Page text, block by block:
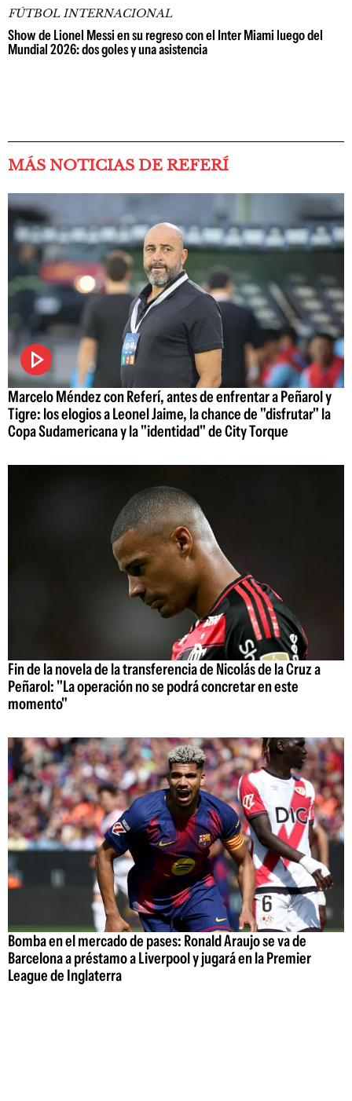
FÚTBOL INTERNACIONAL
Show de Lionel Messi en su regreso con el Inter Miami luego del
Mundial 2026: dos goles y una asistencia
MÁS NOTICIAS DE REFERÍ
Marcelo Méndez con Referí, antes de enfrentar a Peñarol y
Tigre: los elogios a Leonel Jaime, la chance de "disfrutar" la
Copa Sudamericana y la "identidad" de City Torque
Fin de la novela de la transferencia de Nicolás de la Cruz a
Peñarol: "La operación no se podrá concretar en este
momento"
Bomba en el mercado de pases: Ronald Araujo se va de
Barcelona a préstamo a Liverpool y jugará en la Premier
League de Inglaterra